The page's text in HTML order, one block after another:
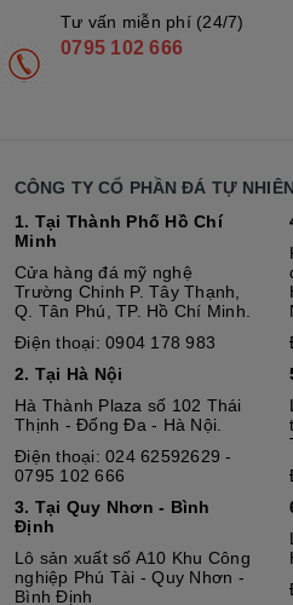
Tư vấn miễn phí (24/7)
0795 102 666
CÔNG TY CỔ PHẦN ĐÁ TỰ
1. Tại Thành Phố Hồ Chí
Minh
Cửa hàng đá mỹ nghệ
Trường Chinh P. Tây Thạnh,
Q. Tân Phú, TP. Hồ Chí Minh.
Điện thoại: 0904 178 983
2. Tại Hà Nội
Hà Thành Plaza số 102 Thái
Thịnh - Đống Đa - Hà Nội.
Điện thoại: 024 62592629 -
0795 102 666
3. Tại Quy Nhơn - Bình
Định
Lô sản xuất số A10 Khu Công
nghiệp Phú Tài - Quy Nhơn -
Bình Định